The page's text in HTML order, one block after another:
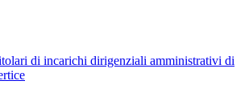
di incarichi dirigenziali amministrativi di